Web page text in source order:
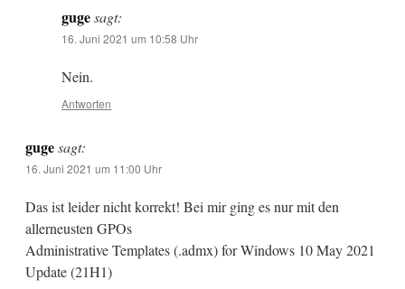
gugesagt:
16. Juni 2021 um 10:58 Uhr
Nein.
Antworten
guge sagt:
16. Juni 2021 um 11:00 Uhr
Das ist leider nicht korrekt! Bei mir ging es nur mit den
allerneusten GPOs
Administrative Templates (.admx) for Windows 10 May 2021
Update (21H1)